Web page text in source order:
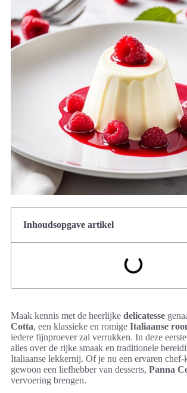
Inhoudsopgave artikel
Maak kennis met de heerlijke delicatesse
Cotta, een klassieke en romige Italiaanse
iedere fijnproever zal verrukken. In deze
alles over de rijke smaak en traditionele
Italiaanse lekkernij. Of je nu een ervaren
gewoon een liefhebber van desserts, Panna
vervoering brengen.